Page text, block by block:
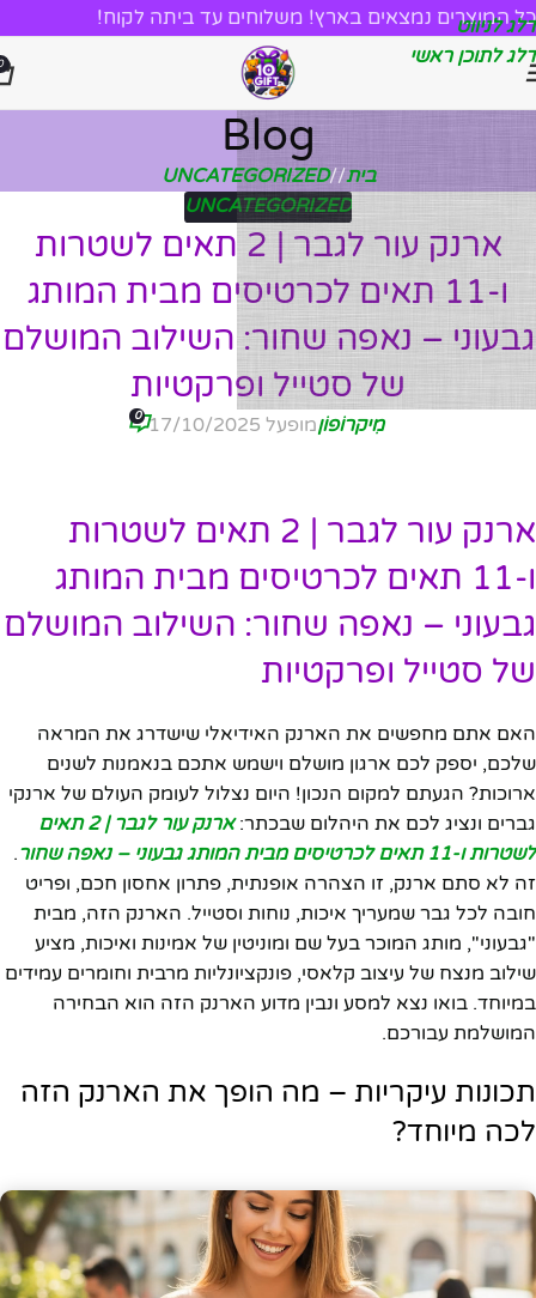
דלג לניווט
דלג לתוכן ראשי
כל המוצרים נמצאים בארץ! משלוחים עד ביתה לקוח!
Blog
בית/
UNCATEGORIZED
UNCATEGORIZED
ארנק עור לגבר | 2 תאים לשטרות
ו-11 תאים לכרטיסים מבית המותג
גבעוני – נאפה שחור: השילוב המושלם
של סטייל ופרקטיות
מִיקרוֹפוֹןמופעל 17/10/2025 0
ארנק עור לגבר | 2 תאים לשטרות
ו-11 תאים לכרטיסים מבית המותג
גבעוני – נאפה שחור: השילוב המושלם
של סטייל ופרקטיות
האם אתם מחפשים את הארנק האידיאלי שישדרג את המראה
שלכם, יספק לכם ארגון מושלם וישמש אתכם בנאמנות לשנים
ארוכות? הגעתם למקום הנכון! היום נצלול לעומק העולם של ארנקי
גברים ונציג לכם את היהלום שבכתר:
ארנק עור לגבר | 2 תאים
לשטרות ו-11 תאים לכרטיסים מבית המותג גבעוני – נאפה שחור
.
זה לא סתם ארנק, זו הצהרה אופנתית, פתרון אחסון חכם, ופריט
חובה לכל גבר שמעריך איכות, נוחות וסטייל. הארנק הזה, מבית
"גבעוני", מותג המוכר בעל שם ומוניטין של אמינות ואיכות, מציע
שילוב מנצח של עיצוב קלאסי, פונקציונליות מרבית וחומרים עמידים
במיוחד. בואו נצא למסע ונבין מדוע הארנק הזה הוא הבחירה
המושלמת עבורכם.
תכונות עיקריות – מה הופך את הארנק הזה
לכה מיוחד?